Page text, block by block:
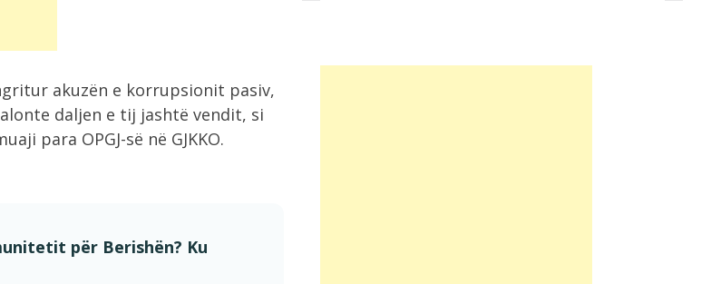
akuzën e korrupsionit pasiv,
daljen e tij jashtë vendit, si
para OPGJ-së në GJKKO.
për Berishën? Ku